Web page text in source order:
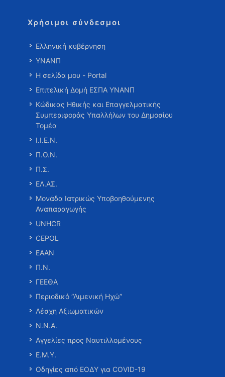
Χρήσιμοι σύνδεσμοι
Ελληνική κυβέρνηση
ΥΝΑΝΠ
Η σελίδα μου - Portal
Επιτελική Δομή ΕΣΠΑ ΥΝΑΝΠ
Κώδικας Ηθικής και Επαγγελματικής
Συμπεριφοράς Υπαλλήλων του Δημοσίου
Τομέα
Ι.Ι.Ε.Ν.
Π.Ο.Ν.
Π.Σ.
ΕΛ.ΑΣ.
Μονάδα Ιατρικώς Υποβοηθούμενης
Αναπαραγωγής
UNHCR
CEPOL
ΕΑΑΝ
Π.Ν.
ΓΕΕΘΑ
Περιοδικό “Λιμενική Ηχώ”
Λέσχη Αξιωματικών
Ν.Ν.Α.
Αγγελίες προς Ναυτιλλομένους
Ε.Μ.Υ.
Οδηγίες από ΕΟΔΥ για COVID-19